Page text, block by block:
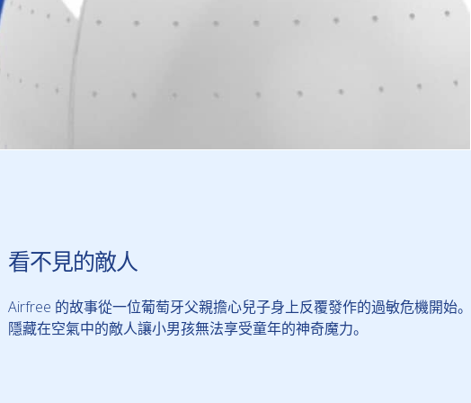
看不見的敵人
Airfree 的故事從一位葡萄牙父親擔心兒子身上反覆發作的過敏危機開始。
隱藏在空氣中的敵人讓小男孩無法享受童年的神奇魔力。